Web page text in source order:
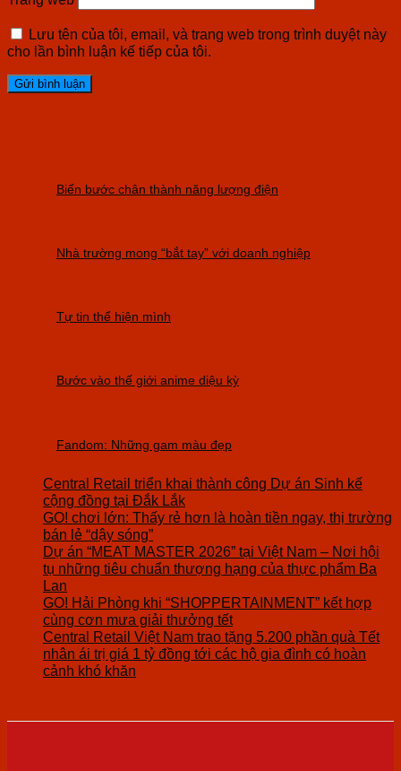
Lưu tên của tôi, email, và trang web trong trình duyệt này
cho lần bình luận kế tiếp của tôi.
Biến bước chân thành năng lượng điện
Nhà trường mong “bắt tay” với doanh nghiệp
Tự tin thể hiện mình
Bước vào thế giới anime diệu kỳ
Fandom: Những gam màu đẹp
Central Retail triển khai thành công Dự án Sinh kế
cộng đồng tại Đắk Lắk
GO! chơi lớn: Thấy rẻ hơn là hoàn tiền ngay, thị trường
bán lẻ “dậy sóng”
Dự án “MEAT MASTER 2026” tại Việt Nam – Nơi hội
tụ những tiêu chuẩn thượng hạng của thực phẩm Ba
Lan
GO! Hải Phòng khi “SHOPPERTAINMENT” kết hợp
cùng cơn mưa giải thưởng tết
Central Retail Việt Nam trao tặng 5.200 phần quà Tết
nhân ái trị giá 1 tỷ đồng tới các hộ gia đình có hoàn
cảnh khó khăn